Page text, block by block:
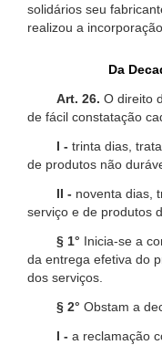
solidários seu
realizou a incorporação.
Da
Art. 26. O direito
de fácil constatação
I - trinta dias,
de produtos não
II - noventa dias,
serviço e de produtos
§ 1° Inicia-se a
da entrega efetiva do
dos serviços.
§ 2° Obstam a
I - a reclamação